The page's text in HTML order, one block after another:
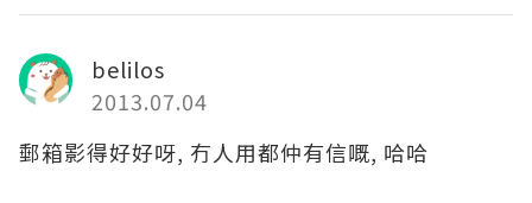
belilos
2013.07.04
郵箱影得好好呀, 冇人用都仲有信嘅, 哈哈